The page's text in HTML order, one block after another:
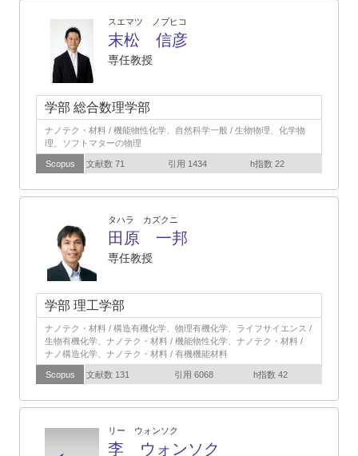
スエマツ ノブヒコ
末松 信彦
専任教授
学部 総合数理学部
ナノテク・材料 / 機能物性化学、自然科学一般 / 生物物理、化学物
理、ソフトマターの物理
Scopus 文献数 71 引用 1434 h指数 22
タハラ カズクニ
田原 一邦
専任教授
学部 理工学部
ナノテク・材料 / 構造有機化学、物理有機化学、ライフサイエンス /
生物有機化学、ナノテク・材料 / 機能物性化学、ナノテク・材料 /
ナノ構造化学、ナノテク・材料 / 有機機能材料
Scopus 文献数 131 引用 6068 h指数 42
リー ウォンソク
李 ウォンソク